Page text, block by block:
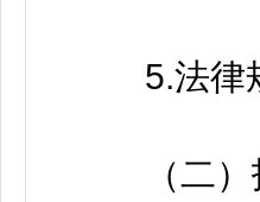
5.法律规
（二）招